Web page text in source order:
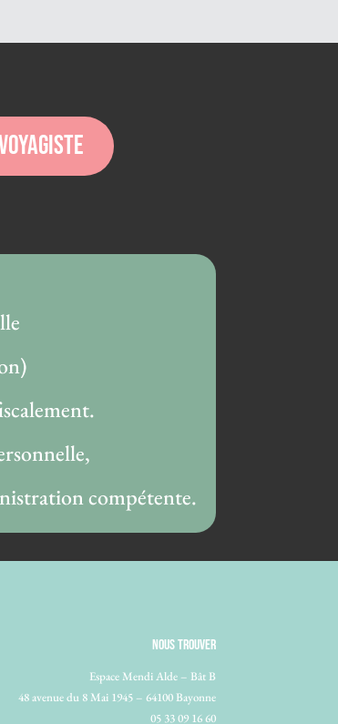
compétente.
NOUS TROUVER
Espace Mendi Alde – Bât B
48 avenue du 8 Mai 1945 – 64100 Bayonne
05 33 09 16 60